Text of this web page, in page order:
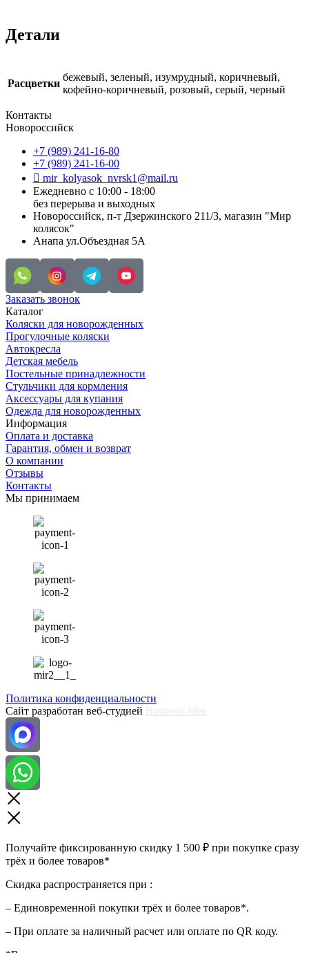
Детали
Расцветки
бежевый, зеленый, изумрудный, коричневый,
кофейно-коричневый, розовый, серый, черный
Контакты
Новороссийск
+7 (989) 241-16-80
+7 (989) 241-16-00
mir_kolyasok_nvrsk1@mail.ru
Ежедневно с 10:00 - 18:00
без перерыва и выходных
Новороссийск, п-т Дзержинского 211/3, магазин "Мир
колясок"
Анапа ул.Объездная 5А
Заказать звонок
Каталог
Коляски для новорожденных
Прогулочные коляски
Автокресла
Детская мебель
Постельные принадлежности
Стульчики для кормления
Аксессуары для купания
Одежда для новорожденных
Информация
Оплата и доставка
Гарантия, обмен и возврат
О компании
Отзывы
Контакты
Мы принимаем
Политика конфиденциальности
Сайт разработан веб-студией
Получайте фиксированную скидку 1 500 ₽ при покупке сразу
трёх и более товаров*
Скидка распространяется при :
– Единовременной покупки трёх и более товаров*.
– При оплате за наличный расчет или оплате по QR коду.